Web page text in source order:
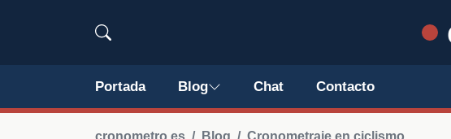
Portada Blog Chat Contacto
cronometro.es Blog Cronometraje en ciclismo